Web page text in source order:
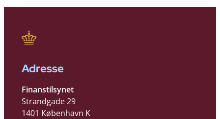
Adresse
Finanstilsynet
Strandgade 29
1401 København K